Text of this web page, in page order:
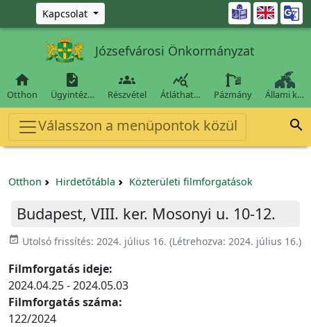
Ugrás a fő tartalomra
Kapcsolat 
Józsefvárosi Önkormányzat

Otthon

Ügyintéz…

Részvétel

Átláthat… Pázmány Állami k…
Válasszon a menüpontok közül 
Otthon Hirdetőtábla Közterületi filmforgatások
Budapest, VIII. ker. Mosonyi u. 10-12.
event_available Utolsó frissítés: 2024. július 16. (Létrehozva: 2024. július 16.)
Filmforgatás ideje:
2024.04.25 - 2024.05.03
Filmforgatás száma:
122/2024